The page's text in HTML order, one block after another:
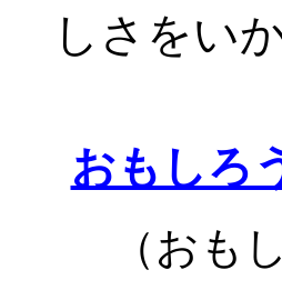
しさをい
おもしろ
（おも